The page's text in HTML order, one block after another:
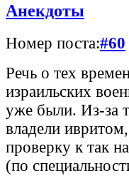
Анекдоты
Номер поста:#60
Речь о тех
израильских
уже были. Из-за
владели
проверку к так
(по